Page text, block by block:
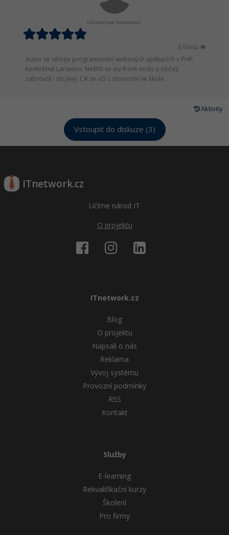
Uživatelské hodnocení:
6 hlasů
Autor se věnuje programování webových aplikacích v PHP,
konkrétně Laraveru. Neštítí se asi front-endu a občas
zabrousí i do Javy. C# se učí z donucení ve škole.
Aktivity
Vstoupit do diskuze (3)
ITnetwork.cz
Učíme národ IT
O projektu
ITnetwork.cz
Blog
O projektu
Napsali o nás
Reklama
Vývoj systému
Provozní podmínky
RSS
Kontakt
Služby
E-learning
Rekvalifikační kurzy
Školení
Pro firmy